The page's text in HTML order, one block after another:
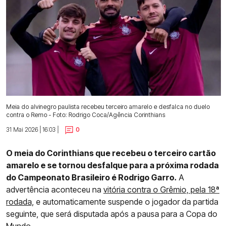
Meia do alvinegro paulista recebeu terceiro amarelo e desfalca no duelo
contra o Remo - Foto: Rodrigo Coca/Agência Corinthians
31 Mai 2026 | 16:03 |
0
O meia do Corinthians que recebeu o terceiro cartão
amarelo e se tornou desfalque para a próxima rodada
do Campeonato Brasileiro é Rodrigo Garro. A
advertência aconteceu na vitória contra o Grêmio, pela 18ª
rodada, e automaticamente suspende o jogador da partida
seguinte, que será disputada após a pausa para a Copa do